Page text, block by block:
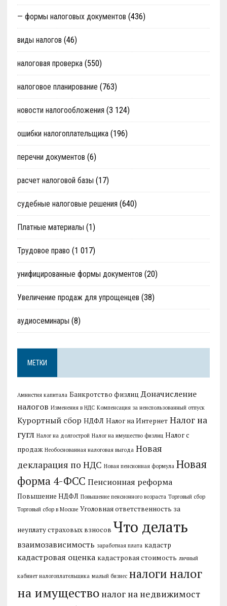
— формы налоговых документов (436)
виды налогов (46)
налоговая проверка(550)
налоговое планирование (763)
новости налогообложения (3 124)
ошибки налогоплательщика(196)
перечни документов (6)
расчет налоговой базы (17)
судебные налоговые решения (640)
Платные материалы (1)
Трудовое право (1 017)
унифицированные формы документов (20)
Увеличение продаж для упрощенцев (38)
аудиосеминары (8)
МЕТКИ
Амнистия капитала Банкротство физлиц Доначисление
налогов Изменения в НДС Компенсация за неиспользованный отпуск
Курортный сбор НДФЛ Налог на Интернет Налог на
гугл Налог на долгострой Налог на имущество физлиц Налог с
продаж Необоснованная налоговая выгода Новая
декларация по НДС Новая пенсионная формула Новая
форма 4-ФСС Пенсионная реформа
Повышение НДФЛ Повышение пенсионного возраста Торговый сбор
Торговый сбор в Москве Уголовная ответственность за
неуплату страховых взносов Что делать
взаимозависимость заработная плата кадастр
кадастровая оценка кадастровая стоимость личный
кабинет налогоплательщика малый бизнес налоги налог
на имущество налог на недвижимост